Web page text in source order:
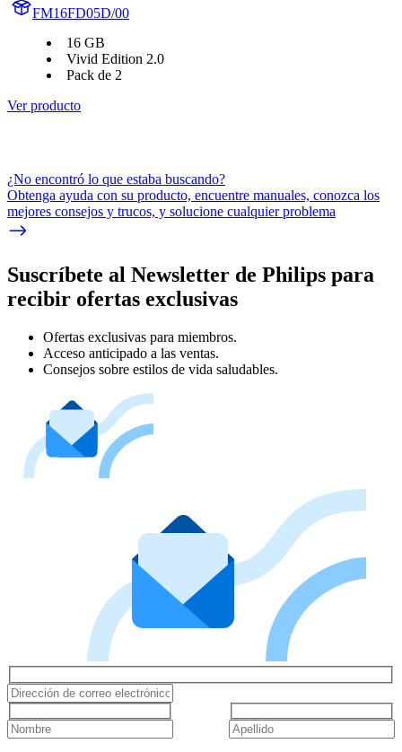
FM16FD05D/00
16 GB
Vivid Edition 2.0
Pack de 2
Ver producto
¿No encontró lo que estaba buscando?
Obtenga ayuda con su producto, encuentre manuales, conozca los
mejores consejos y trucos, y solucione cualquier problema
Suscríbete al Newsletter de Philips para
recibir ofertas exclusivas
Ofertas exclusivas para miembros.
Acceso anticipado a las ventas.
Consejos sobre estilos de vida saludables.